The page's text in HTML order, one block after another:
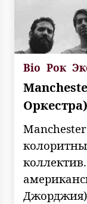
Bio Рок